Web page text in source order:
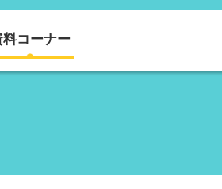
料コーナー